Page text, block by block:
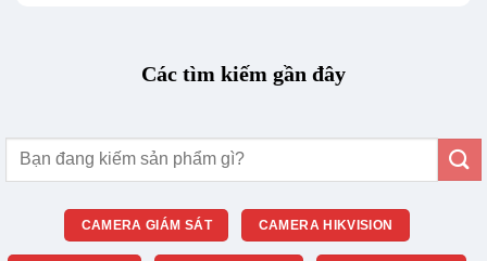
Các tìm kiếm gần đây
Tìm
CAMERA GIÁM SÁT CAMERA HIKVISION